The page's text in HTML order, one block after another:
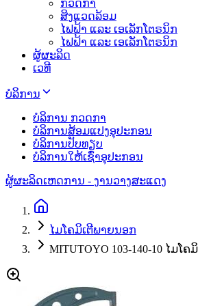
ກວດກາ
ສິງແວດລ້ອມ
ໄຟຟ້າ ແລະ ເອເລັກໂຕຣນິກ
ໄຟຟ້າ ແລະ ເອເລັກໂຕຣນິກ
ຜູ້ຜະລິດ
ເວທີ
ບໍລິການ
ບໍລິການ ກວດກາ
ບໍລິການສ້ອມແປງອຸປະກອນ
ບໍລິການປັບທຽບ
ບໍລິການໃຫ້ເຊົ່າອຸປະກອນ
ຜູ້ຜະລິດເຫດການ - ງານວາງສະແດງ
ໄມໂຄມິເຕີພາຍນອກ
MITUTOYO 103-140-10 ໄມໂຄ